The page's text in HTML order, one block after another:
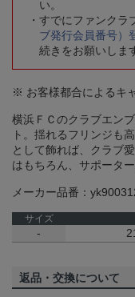
い。
すでにファンクラ
ブ発行会員番号）
続きをお願いしま
※ お客様都合によるキ
横浜ＦＣのクラブエン
ト。揺れるフリンジも
として飾れば、クラブ
はもちろん、サポータ
メーカー品番：
サイズ
-
返品・交換について